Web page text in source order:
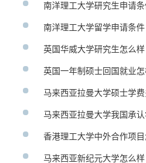
南洋理工大学研究生申请
南洋理工大学留学申请条件
英国华威大学研究生怎么样
英国一年制硕士回国就业
马来西亚拉曼大学硕士学
马来西亚拉曼大学我国承
香港理工大学中外合作项
马来西亚新纪元大学怎么